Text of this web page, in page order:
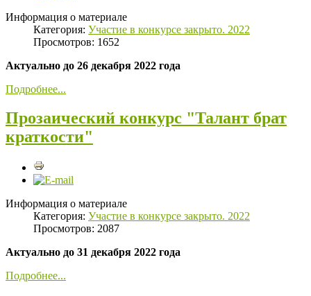
Информация о материале
Категория: Участие в конкурсе закрыто. 2022
Просмотров: 1652
Актуально до 26 декабря 2022 года
Подробнее...
Прозаический конкурс "Талант брат
краткости"
Информация о материале
Категория: Участие в конкурсе закрыто. 2022
Просмотров: 2087
Актуально до 31 декабря 2022 года
Подробнее...